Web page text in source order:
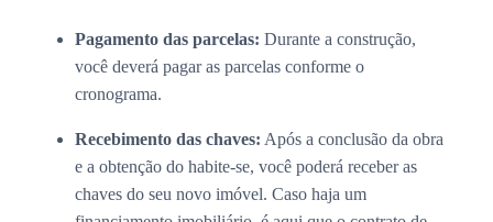
Pagamento das parcelas: Durante a construção,
você deverá pagar as parcelas conforme o
cronograma.
Recebimento das chaves: Após a conclusão da obra
e a obtenção do habite-se, você poderá receber as
chaves do seu novo imóvel. Caso haja um